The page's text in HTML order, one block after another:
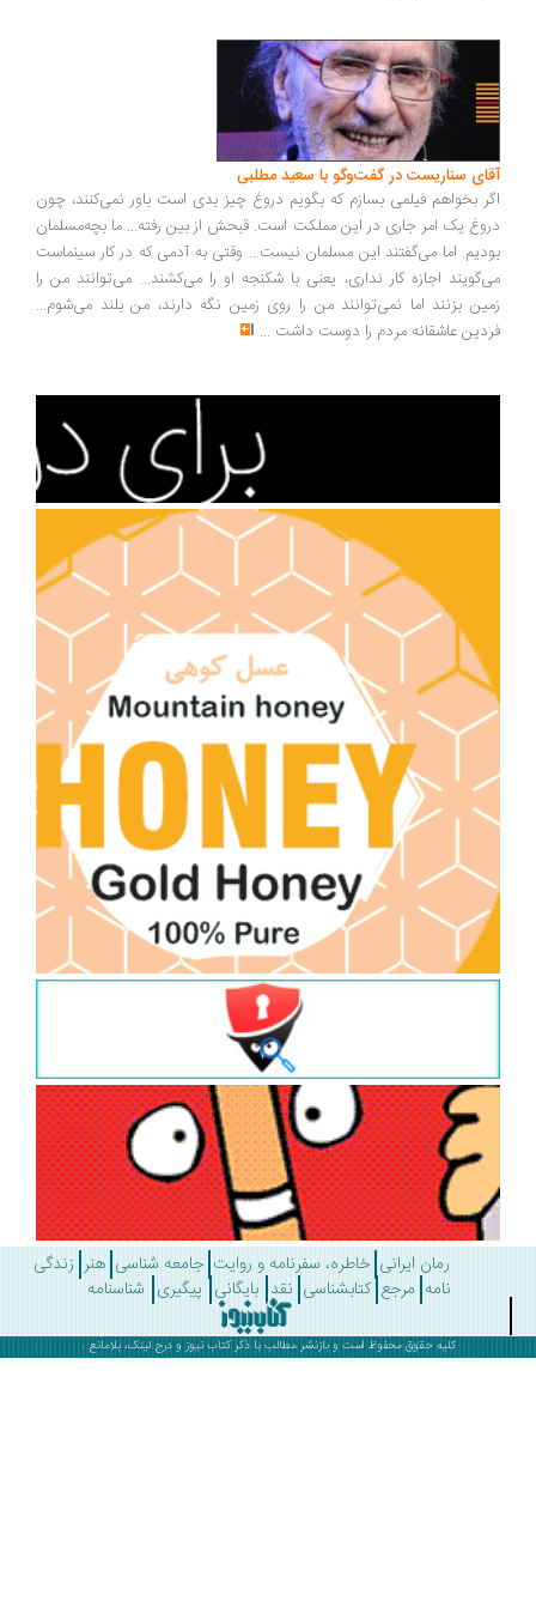
سناریست در گفت‌وگو با سعید مطلبی
بخواهم فیلمی بسازم که بگویم دروغ چیز بدی است باور نمی‌کنند، چون
یک امر جاری در این مملکت است. قبحش از بین رفته... ما بچه‌مسلمان
اما می‌گفتند این مسلمان نیست... وقتی به آدمی که در کار سینماست
اجازه کار نداری، یعنی با شکنجه او را می‌کشند... می‌توانند من را
بزنند اما نمی‌توانند من را روی زمین نگه دارند، من بلند می‌شوم...
عاشقانه مردم را دوست داشت ...
رمان ایرانی خاطره، سفرنامه و روایت جامعه شناسی هنر زندگی
مرجع کتابشناسی نقد بایگانی پیگیری شناسنامه
کلیه حقوق محفوظ است و بازنشر مطالب با ذکرکتاب نیوز و درج لینک، بلامانع .